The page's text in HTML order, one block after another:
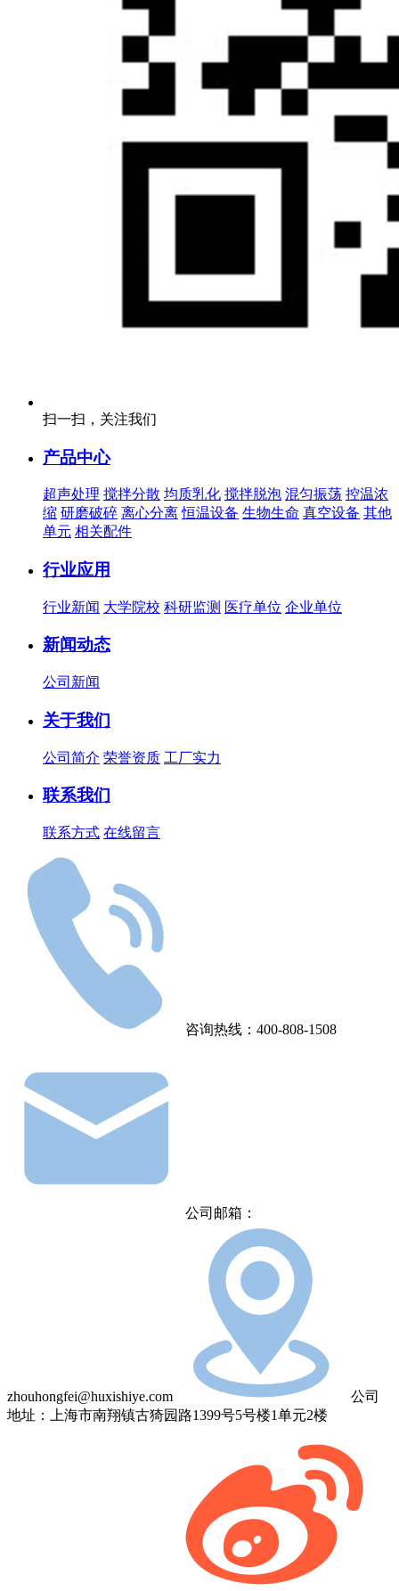
扫一扫，关注我们
产品中心
超声处理 搅拌分散 均质乳化 搅拌脱泡 混匀振荡 控温浓
缩 研磨破碎 离心分离 恒温设备 生物生命 真空设备 其他
单元 相关配件
行业应用
行业新闻 大学院校 科研监测 医疗单位 企业单位
新闻动态
公司新闻
关于我们
公司简介 荣誉资质 工厂实力
联系我们
联系方式 在线留言
咨询热线：400-808-1508
公司邮箱：
zhouhongfei@huxishiye.com
公司
地址：上海市南翔镇古猗园路1399号5号楼1单元2楼